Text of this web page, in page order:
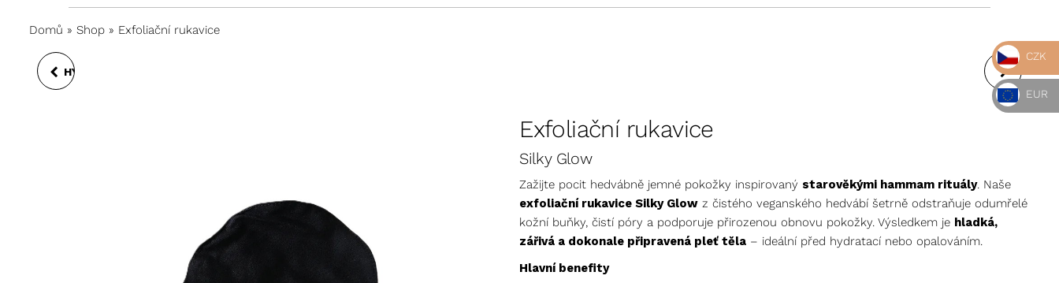
Domů » Shop » Exfoliační rukavice
HYDROFILNÍ PLEŤOVÝ
Exfoliační rukavice
Silky Glow
Zažijte pocit hedvábně jemné pokožky inspirovaný starověkými hammam rituály. Naše
exfoliační rukavice Silky Glow z čistého veganského hedvábí šetrně odstraňuje odumřelé
kožní buňky, čistí póry a podporuje přirozenou obnovu pokožky. Výsledkem je hladká,
zářivá a dokonale připravená pleť těla – ideální před hydratací nebo opalováním.
Hlavní benefity
CZK
EUR